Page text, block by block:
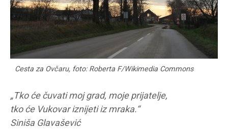
Cesta za Ovčaru, foto: Roberta F/Wikimedia Commons
„Tko će čuvati moj grad, moje prijatelje,
tko će Vukovar iznijeti iz mraka.“
Siniša Glavašević